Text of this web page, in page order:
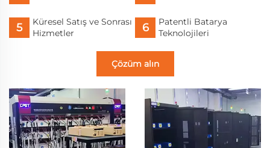
Küresel Satış ve Sonrası
Hizmetler
Patentli Batarya
Teknolojileri
Çözüm alın